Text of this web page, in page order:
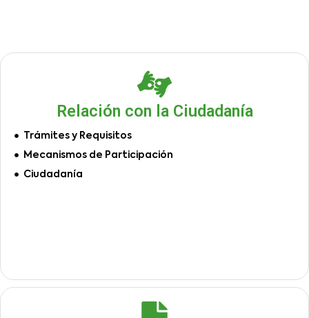
Relación con la Ciudadanía
Trámites y Requisitos
Mecanismos de Participación
Ciudadanía